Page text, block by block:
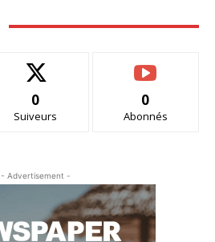
0
Suiveurs
0
Abonnés
- Advertisement -